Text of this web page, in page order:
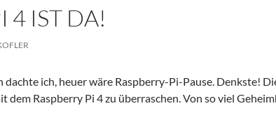
4 IST DA!
ich, heuer wäre Raspberry-Pi-Pause. Denkste!
dem Raspberry Pi 4 zu überraschen. Von so viel